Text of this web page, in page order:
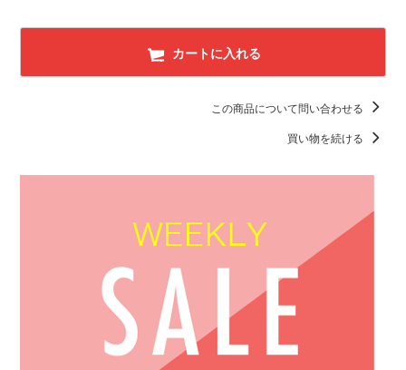
カートに入れる
この商品について問い合わせる
買い物を続ける